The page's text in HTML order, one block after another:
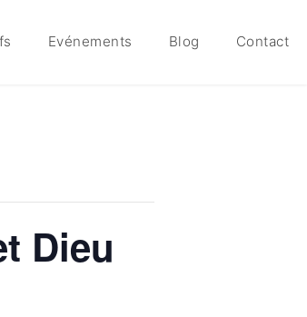
Evénements Blog Contact
Dieu